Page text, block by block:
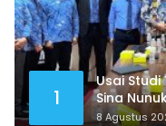
1
Usai
Sina
8 Agustus